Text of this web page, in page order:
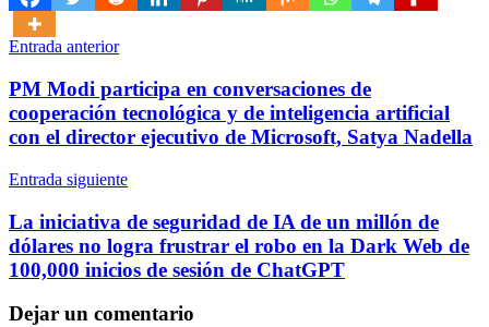
Navegación
de
entradas
Entrada anterior
PM Modi participa en conversaciones de
cooperación tecnológica y de inteligencia artificial
con el director ejecutivo de Microsoft, Satya Nadella
Entrada siguiente
La iniciativa de seguridad de IA de un millón de
dólares no logra frustrar el robo en la Dark Web de
100,000 inicios de sesión de ChatGPT
Dejar un comentario